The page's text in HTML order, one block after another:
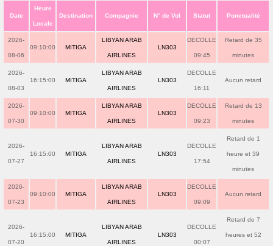
Date
Heure
Locale
Destination Compagnie N° de Vol Statut Ponctualité
2026-
08-06
09:10:00 MITIGA
LIBYAN ARAB
AIRLINES
LN303
DECOLLE
09:45
Retard de 35
minutes
2026-
08-03
16:15:00 MITIGA
LIBYAN ARAB
AIRLINES
LN303
DECOLLE
16:11
Aucun retard
2026-
07-30
09:10:00 MITIGA
LIBYAN ARAB
AIRLINES
LN303
DECOLLE
09:23
Retard de 13
minutes
2026-
07-27
16:15:00 MITIGA
LIBYAN ARAB
AIRLINES
LN303
DECOLLE
17:54
Retard de 1
heure et 39
minutes
2026-
07-23
09:10:00 MITIGA
LIBYAN ARAB
AIRLINES
LN303
DECOLLE
09:09
Aucun retard
2026-
07-20
16:15:00 MITIGA
LIBYAN ARAB
AIRLINES
LN303
DECOLLE
00:07
Retard de 7
heures et 52